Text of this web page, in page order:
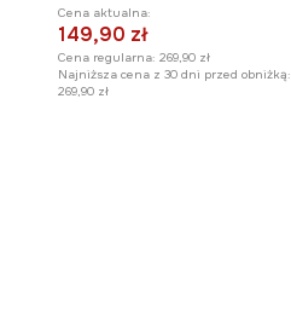
Cena aktualna:
149,90 zł
Cena regularna: 269,90 zł
Najniższa cena z 30 dni przed obniżką:
269,90 zł